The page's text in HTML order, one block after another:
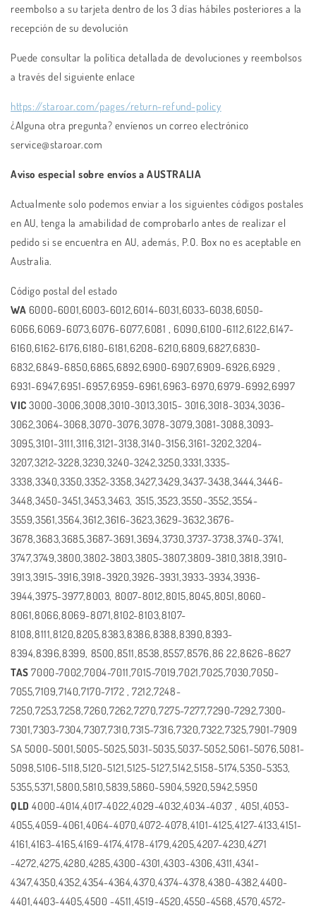
reembolso a su tarjeta dentro de los 3 días hábiles posteriores a la
recepción de su devolución
Puede consultar la política detallada de devoluciones y reembolsos
a través del siguiente enlace
https://staroar.com/pages/return-refund-policy
¿Alguna otra pregunta? envíenos un correo electrónico
service@staroar.com
Aviso especial sobre envíos a AUSTRALIA
Actualmente solo podemos enviar a los siguientes códigos postales
en AU, tenga la amabilidad de comprobarlo antes de realizar el
pedido si se encuentra en AU, además, P.O. Box no es aceptable en
Australia.
Código postal del estado
WA 6000-6001,6003-6012,6014-6031,6033-6038,6050-
6066,6069-6073,6076-6077,6081 , 6090,6100-6112,6122,6147-
6160,6162-6176,6180-6181,6208-6210,6809,6827,6830-
6832,6849-6850,6865,6892,6900-6907,6909-6926,6929 ,
6931-6947,6951-6957,6959-6961,6963-6970,6979-6992,6997
VIC3000-3006,3008,3010-3013,3015- 3016,3018-3034,3036-
3062,3064-3068,3070-3076,3078-3079,3081-3088,3093-
3095,3101-3111,3116,3121-3138,3140-3156,3161-3202,3204-
3207,3212-3228,3230,3240-3242,3250,3331,3335-
3338,3340,3350,3352-3358,3427,3429,3437-3438,3444,3446-
3448,3450-3451,3453,3463, 3515,3523,3550-3552,3554-
3559,3561,3564,3612,3616-3623,3629-3632,3676-
3678,3683,3685,3687-3691,3694,3730,3737-3738,3740-3741,
3747,3749,3800,3802-3803,3805-3807,3809-3810,3818,3910-
3913,3915-3916,3918-3920,3926-3931,3933-3934,3936-
3944,3975-3977,8003, 8007-8012,8015,8045,8051,8060-
8061,8066,8069-8071,8102-8103,8107-
8108,8111,8120,8205,8383,8386,8388,8390,8393-
8394,8396,8399, 8500,8511,8538,8557,8576,86 22,8626-8627
TAS7000-7002,7004-7011,7015-7019,7021,7025,7030,7050-
7055,7109,7140,7170-7172 , 7212,7248-
7250,7253,7258,7260,7262,7270,7275-7277,7290-7292,7300-
7301,7303-7304,7307,7310,7315-7316,7320,7322,7325,7901-7909
SA 5000-5001,5005-5025,5031-5035,5037-5052,5061-5076,5081-
5098,5106-5118,5120-5121,5125-5127,5142,5158-5174,5350-5353,
5355,5371,5800,5810,5839,5860-5904,5920,5942,5950
QLD4000-4014,4017-4022,4029-4032,4034-4037 , 4051,4053-
4055,4059-4061,4064-4070,4072-4078,4101-4125,4127-4133,4151-
4161,4163-4165,4169-4174,4178-4179,4205,4207-4230,4271
-4272,4275,4280,4285,4300-4301,4303-4306,4311,4341-
4347,4350,4352,4354-4364,4370,4374-4378,4380-4382,4400-
4401,4403-4405,4500 -4511,4519-4520,4550-4568,4570,4572-